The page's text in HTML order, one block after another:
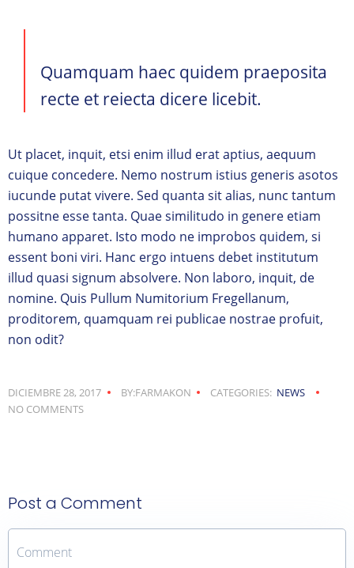
Quamquam haec quidem praeposita
recte et reiecta dicere licebit.
Ut placet, inquit, etsi enim illud erat aptius, aequum
cuique concedere. Nemo nostrum istius generis asotos
iucunde putat vivere. Sed quanta sit alias, nunc tantum
possitne esse tanta. Quae similitudo in genere etiam
humano apparet. Isto modo ne improbos quidem, si
essent boni viri. Hanc ergo intuens debet institutum
illud quasi signum absolvere. Non laboro, inquit, de
nomine. Quis Pullum Numitorium Fregellanum,
proditorem, quamquam rei publicae nostrae profuit,
non odit?
DICIEMBRE 28, 2017 BY:FARMAKON CATEGORIES: NEWS
NO COMMENTS
Post a Comment